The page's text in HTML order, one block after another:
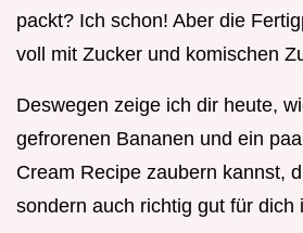
packt? Ich schon! Aber die
voll mit Zucker und komischen
Deswegen zeige ich dir heute,
gefrorenen Bananen und ein
Cream Recipe zaubern kannst,
sondern auch richtig gut für dich